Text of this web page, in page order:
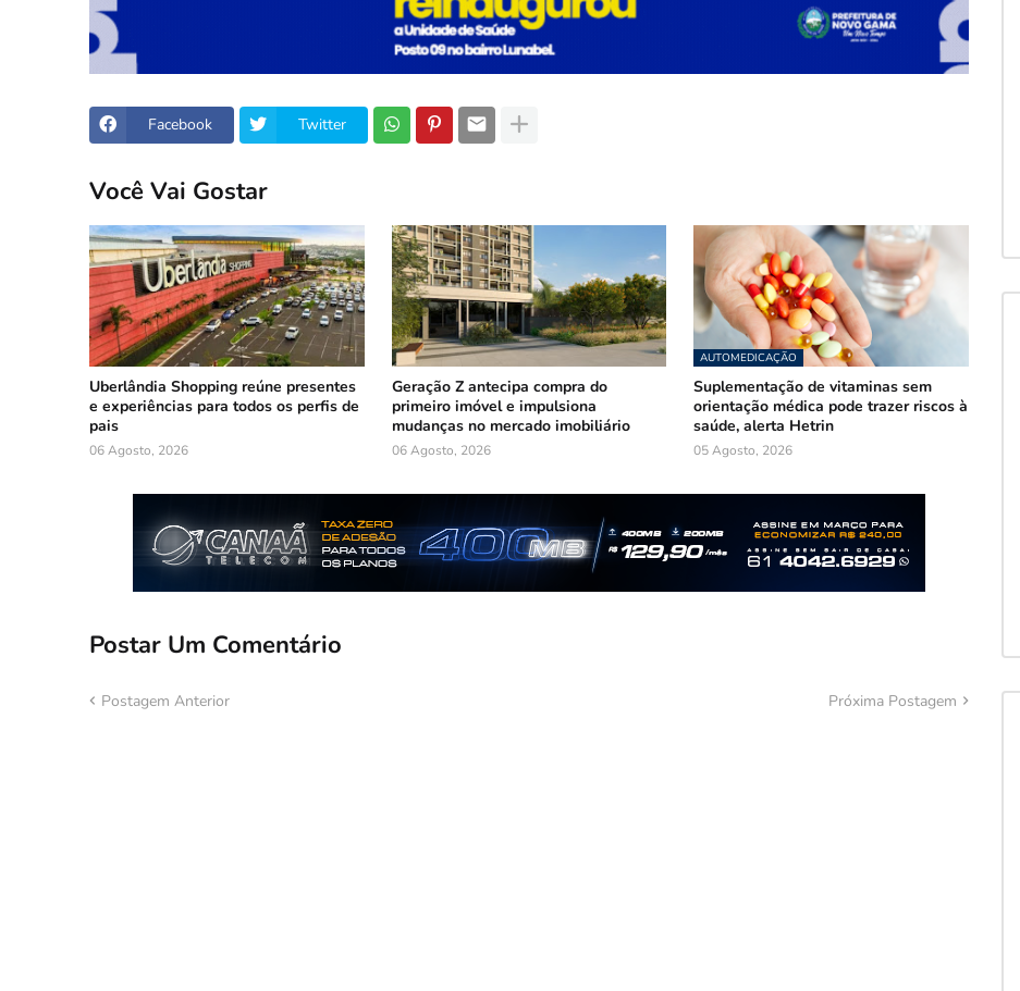
Facebook Twitter
Você Vai Gostar
Uberlândia Shopping reúne presentes
e experiências para todos os perfis de
pais
06 Agosto, 2026
Geração Z antecipa compra do
primeiro imóvel e impulsiona
mudanças no mercado imobiliário
06 Agosto, 2026
AUTOMEDICAÇÃO
Suplementação de vitaminas sem
orientação médica pode trazer riscos à
saúde, alerta Hetrin
05 Agosto, 2026
Postar Um Comentário
Postagem Anterior Próxima Postagem